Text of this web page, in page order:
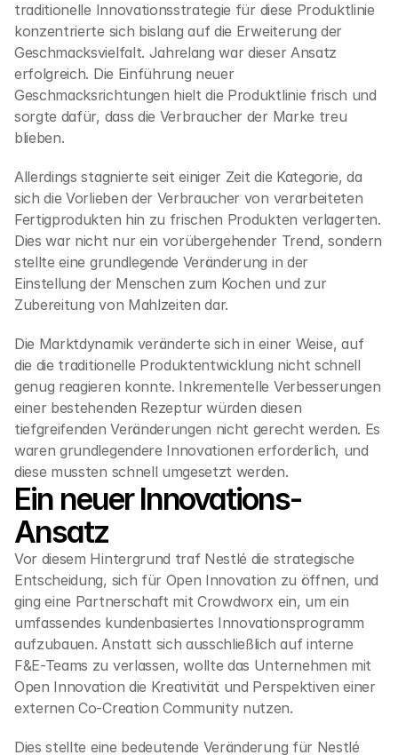
traditionelle Innovationsstrategie für diese Produktlinie
konzentrierte sich bislang auf die Erweiterung der
Geschmacksvielfalt. Jahrelang war dieser Ansatz
erfolgreich. Die Einführung neuer
Geschmacksrichtungen hielt die Produktlinie frisch und
sorgte dafür, dass die Verbraucher der Marke treu
blieben.
Allerdings stagnierte seit einiger Zeit die Kategorie, da
sich die Vorlieben der Verbraucher von verarbeiteten
Fertigprodukten hin zu frischen Produkten verlagerten.
Dies war nicht nur ein vorübergehender Trend, sondern
stellte eine grundlegende Veränderung in der
Einstellung der Menschen zum Kochen und zur
Zubereitung von Mahlzeiten dar.
Die Marktdynamik veränderte sich in einer Weise, auf
die die traditionelle Produktentwicklung nicht schnell
genug reagieren konnte. Inkrementelle Verbesserungen
einer bestehenden Rezeptur würden diesen
tiefgreifenden Veränderungen nicht gerecht werden. Es
waren grundlegendere Innovationen erforderlich, und
diese mussten schnell umgesetzt werden.
Ein neuer Innovations-
Ansatz
Vor diesem Hintergrund traf Nestlé die strategische
Entscheidung, sich für Open Innovation zu öffnen, und
ging eine Partnerschaft mit Crowdworx ein, um ein
umfassendes kundenbasiertes Innovationsprogramm
aufzubauen. Anstatt sich ausschließlich auf interne
F&E-Teams zu verlassen, wollte das Unternehmen mit
Open Innovation die Kreativität und Perspektiven einer
externen Co-Creation Community nutzen.
Dies stellte eine bedeutende Veränderung für Nestlé